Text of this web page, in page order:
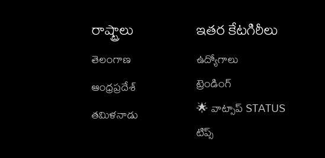
రాష్ట్రాలు
తెలంగాణ
ఆంధ్రప్రదేశ్
తమిళనాడు
ఇతర కేటగిరీలు
ఉద్యోగాలు
ట్రెండింగ్
🌟 వాట్సాప్ STATUS
టిప్స్